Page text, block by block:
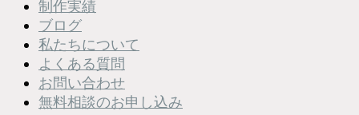
制作実績
ブログ
私たちについて
よくある質問
お問い合わせ
無料相談のお申し込み